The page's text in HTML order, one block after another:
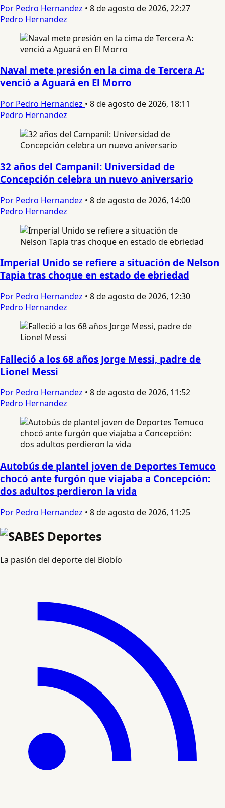
Por Pedro Hernandez • 8 de agosto de 2026, 22:27
Pedro Hernandez
Naval mete presión en la cima de Tercera A:
venció a Aguará en El Morro
Por Pedro Hernandez • 8 de agosto de 2026, 18:11
Pedro Hernandez
32 años del Campanil: Universidad de
Concepción celebra un nuevo aniversario
Por Pedro Hernandez • 8 de agosto de 2026, 14:00
Pedro Hernandez
Imperial Unido se refiere a situación de Nelson
Tapia tras choque en estado de ebriedad
Por Pedro Hernandez • 8 de agosto de 2026, 12:30
Pedro Hernandez
Falleció a los 68 años Jorge Messi, padre de
Lionel Messi
Por Pedro Hernandez • 8 de agosto de 2026, 11:52
Pedro Hernandez
Autobús de plantel joven de Deportes Temuco
chocó ante furgón que viajaba a Concepción:
dos adultos perdieron la vida
Por Pedro Hernandez • 8 de agosto de 2026, 11:25
La pasión del deporte del Biobío